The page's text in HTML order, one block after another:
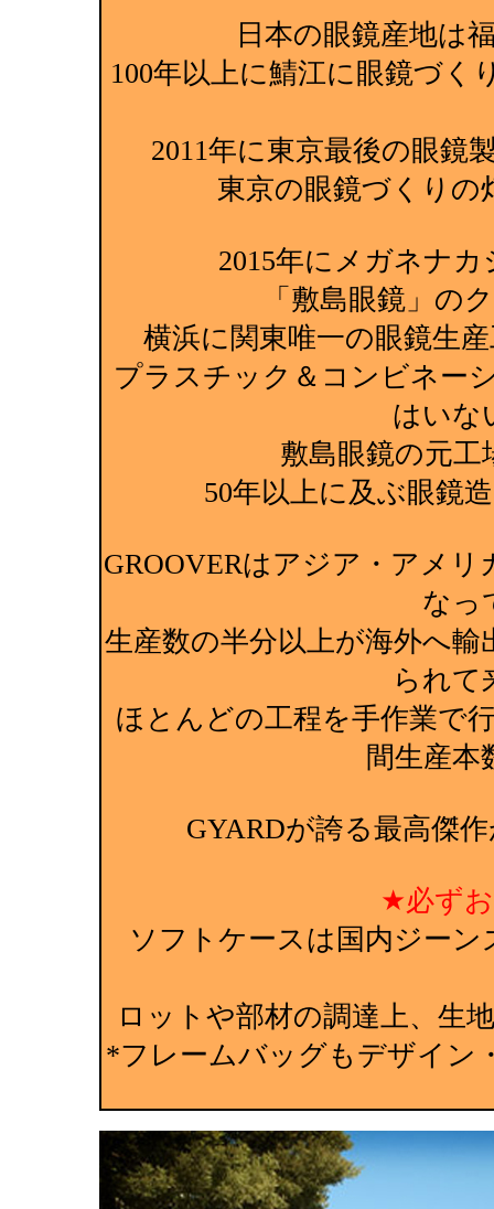
日本の眼鏡産地は
100年以上に鯖江に眼鏡づく
2011年に東京最後の眼鏡
東京の眼鏡づくり
2015年にメガネナ
「敷島眼鏡」の
横浜に関東唯一の眼鏡生
プラスチック＆コンビネー
はいな
敷島眼鏡の元工
50年以上に及ぶ眼鏡
GROOVERはアジア・アメ
なっ
生産数の半分以上が海外へ
られて
ほとんどの工程を手作業で
間生産本
GYARDが誇る最高傑
★必ず
ソフトケースは国内ジー
ロットや部材の調達上、生
*フレームバッグもデザイン